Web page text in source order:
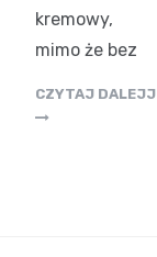
kremowy,
mimo że bez
CZYTAJ DALEJJ